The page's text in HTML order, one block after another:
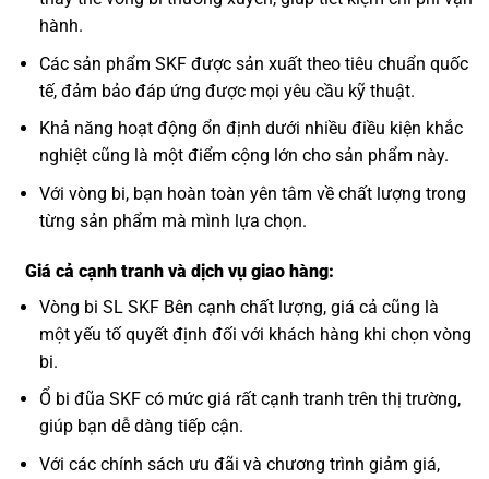
hành.
Các sản phẩm SKF được sản xuất theo tiêu chuẩn quốc
tế, đảm bảo đáp ứng được mọi yêu cầu kỹ thuật.
Khả năng hoạt động ổn định dưới nhiều điều kiện khắc
nghiệt cũng là một điểm cộng lớn cho sản phẩm này.
Với vòng bi, bạn hoàn toàn yên tâm về chất lượng trong
từng sản phẩm mà mình lựa chọn.
Giá cả cạnh tranh và dịch vụ giao hàng:
Vòng bi SL SKF Bên cạnh chất lượng, giá cả cũng là
một yếu tố quyết định đối với khách hàng khi chọn vòng
bi.
Ổ bi đũa SKF có mức giá rất cạnh tranh trên thị trường,
giúp bạn dễ dàng tiếp cận.
Với các chính sách ưu đãi và chương trình giảm giá,